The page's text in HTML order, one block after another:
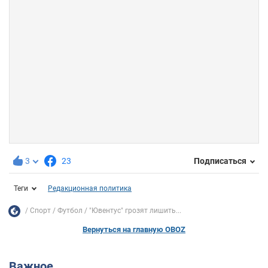
3 23 Подписаться
Теги Редакционная политика
Спорт Футбол "Ювентус" грозят лишить...
Вернуться на главную OBOZ